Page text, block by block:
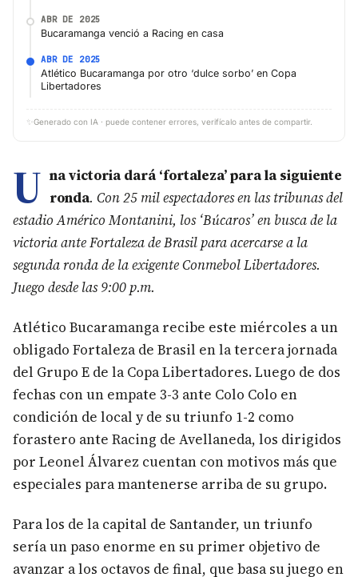
ABR DE 2025
Bucaramanga venció a Racing en casa
ABR DE 2025
Atlético Bucaramanga por otro ‘dulce sorbo’ en Copa
Libertadores
✨ Generado con IA · puede contener errores, verifícalo antes de compartir.
U na victoria dará ‘fortaleza’ para la siguiente
ronda. Con 25 mil espectadores en las tribunas del
estadio Américo Montanini, los ‘Búcaros’ en busca de la
victoria ante Fortaleza de Brasil para acercarse a la
segunda ronda de la exigente Conmebol Libertadores.
Juego desde las 9:00 p.m.
Atlético Bucaramanga recibe este miércoles a un
obligado Fortaleza de Brasil en la tercera jornada
del Grupo E de la Copa Libertadores. Luego de dos
fechas con un empate 3-3 ante Colo Colo en
condición de local y de su triunfo 1-2 como
forastero ante Racing de Avellaneda, los dirigidos
por Leonel Álvarez cuentan con motivos más que
especiales para mantenerse arriba de su grupo.
Para los de la capital de Santander, un triunfo
sería un paso enorme en su primer objetivo de
avanzar a los octavos de final, que basa su juego en